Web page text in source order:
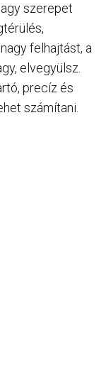
szerepet
felhajtást, a
elvegyülsz.
precíz és
számítani.